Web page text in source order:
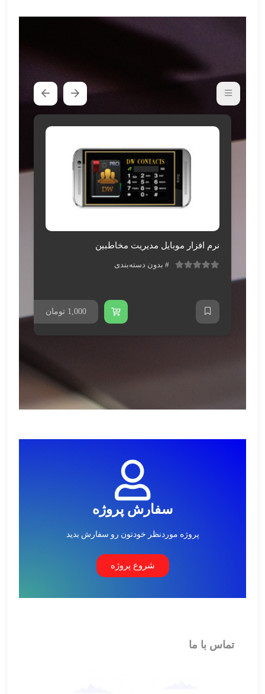
نرم افزار موبایل مدیریت مخاطبین
بدون دسته‌بندی
تومان 1,000
سفارش پروژه
پروژه موردنظر خودتون رو سفارش بدید
شروع پروژه
تماس با ما